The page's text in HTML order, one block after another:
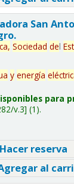
San
Sociedad del
y energía
para
v.3 (1).
reserva
al